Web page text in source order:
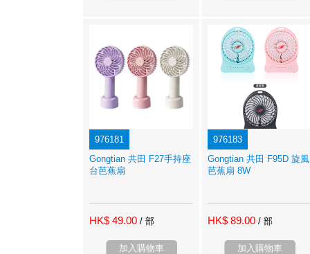
976181
Gongtian 共田 F27手持座
台芭蕉扇
HK$ 49.00 / 部
加入購物車
976183
Gongtian 共田 F95D 旋風
芭蕉扇 8W
HK$ 89.00 / 部
加入購物車